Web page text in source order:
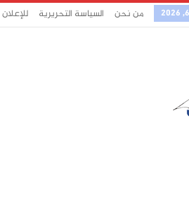
من نحن السياسة التحريرية